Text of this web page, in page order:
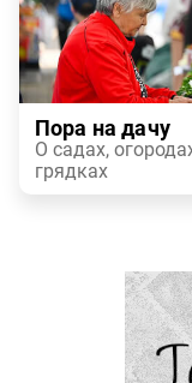
Пора на дачу
О садах,
грядках